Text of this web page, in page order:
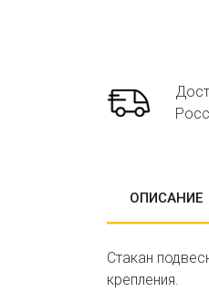
ОПИСАНИЕ
Стакан
крепления.